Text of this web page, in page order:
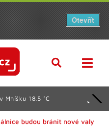
18.5 °C
budou bránit nové valy
Otevřít